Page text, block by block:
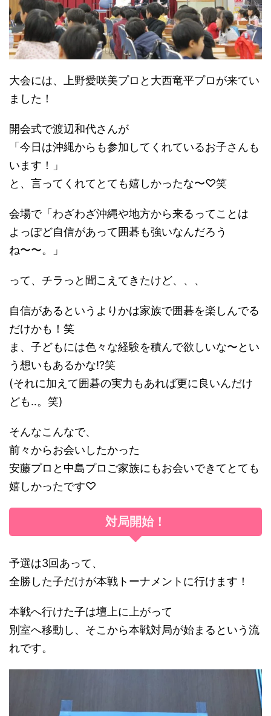
大会には、上野愛咲美プロと大西竜平プロが来てい
ました！
開会式で渡辺和代さんが
「今日は沖縄からも参加してくれているお子さんも
います！」
と、言ってくれてとても嬉しかったな〜♡笑
会場で「わざわざ沖縄や地方から来るってことは
よっぽど自信があって囲碁も強いなんだろう
ね〜〜。」
って、チラっと聞こえてきたけど、、、
自信があるというよりかは家族で囲碁を楽しんでる
だけかも！笑
ま、子どもには色々な経験を積んで欲しいな〜とい
う想いもあるかな!?笑
(それに加えて囲碁の実力もあれば更に良いんだけ
ども‥。笑)
そんなこんなで、
前々からお会いしたかった
安藤プロと中島プロご家族にもお会いできてとても
嬉しかったです♡
対局開始！
予選は3回あって、
全勝した子だけが本戦トーナメントに行けます！
本戦へ行けた子は壇上に上がって
別室へ移動し、そこから本戦対局が始まるという流
れです。